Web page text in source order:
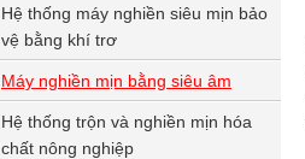
Hệ thống máy nghiền siêu mịn bảo
vệ bằng khí trơ
Máy nghiền mịn bằng siêu âm
Hệ thống trộn và nghiền mịn hóa
chất nông nghiệp